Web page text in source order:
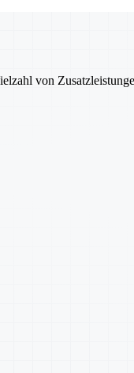
von